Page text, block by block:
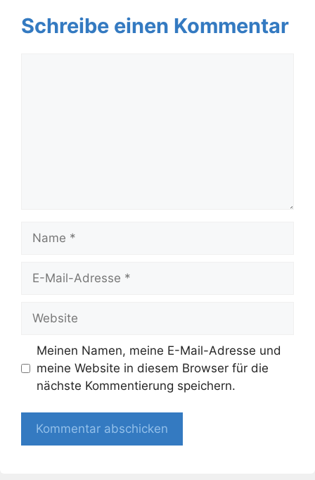
Schreibe einen Kommentar
Mail-
Meinen Namen, meine E-Mail-Adresse und
meine Website in diesem Browser für die
nächste Kommentierung speichern.